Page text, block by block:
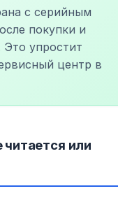
с серийным
покупки и
Это упростит
центр в
или